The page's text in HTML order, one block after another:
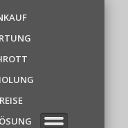
3 9 1 1